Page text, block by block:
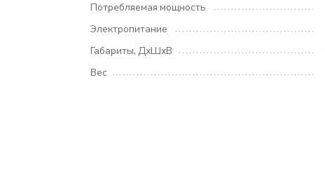
Потребляемая мощность
Электропитание
Габариты, ДхШхВ
Вес